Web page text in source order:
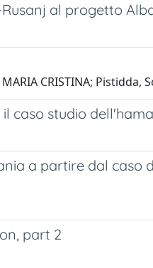
al progetto
CRISTINA; Pistidda,
caso studio
a partire dal
part 2